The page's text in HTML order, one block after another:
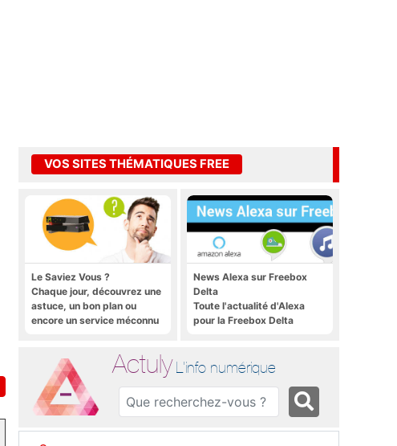
VOS SITES THÉMATIQUES FREE
Le Saviez Vous ?
Chaque jour, découvrez une
astuce, un bon plan ou
encore un service méconnu
News Alexa sur Freebox
Delta
Toute l'actualité d'Alexa
pour la Freebox Delta
Actuly L'info numérique